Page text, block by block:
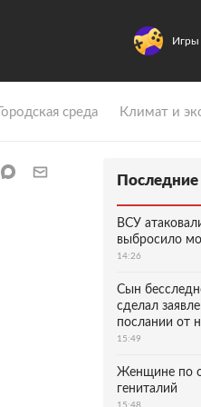
Игры
Городская среда Климат и
ВСУ
выбросило
14:26
Сын
сделал
послании от
15:49
Женщине по
гениталий
15:48